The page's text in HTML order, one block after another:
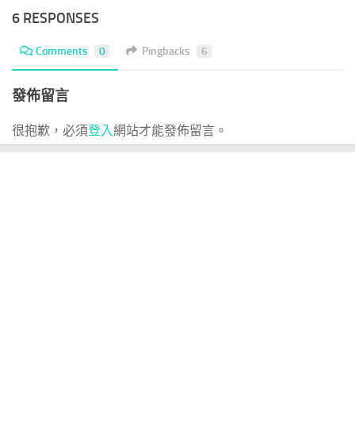
6 RESPONSES
Comments 0 Pingbacks 6
發佈留言
很抱歉，必須登入網站才能發佈留言。